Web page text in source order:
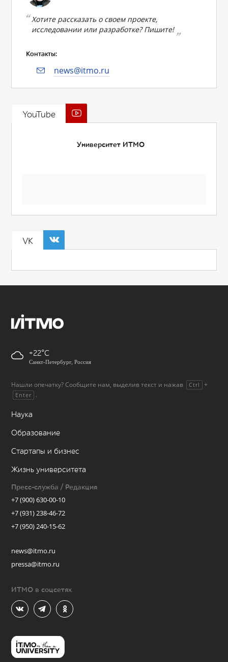
Хотите рассказать о своем проекте,
исследовании или разработке? Пишите!
Контакты:
news@itmo.ru
YouTube
Университет ИТМО
VK
+22
Санкт-Петербург, Россия
Нашли опечатку? Сообщите нам, выделив текст и нажав Ctrl +
Enter .
Наука
Образование
Стартапы и бизнес
Жизнь университета
Пресс-служба / Редакция
+7 (900) 630-00-10
+7 (931) 238-46-72
+7 (950) 240-15-62
news@itmo.ru
pressa@itmo.ru
ИТМО в соцсетях